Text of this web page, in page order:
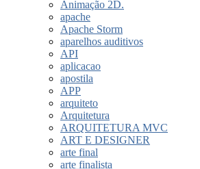
Animação 2D.
apache
Apache Storm
aparelhos auditivos
API
aplicacao
apostila
APP
arquiteto
Arquitetura
ARQUITETURA MVC
ART E DESIGNER
arte final
arte finalista